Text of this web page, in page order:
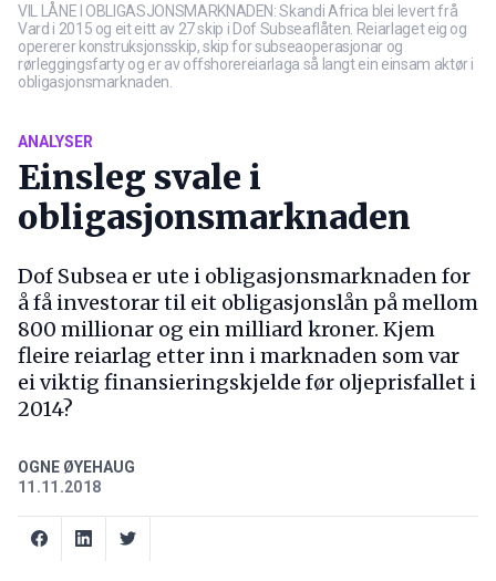
VIL LÅNE I OBLIGASJONSMARKNADEN: Skandi Africa blei levert frå
Vard i 2015 og eit eitt av 27 skip i Dof Subseaflåten. Reiarlaget eig og
opererer konstruksjonsskip, skip for subseaoperasjonar og
rørleggingsfarty og er av offshorereiarlaga så langt ein einsam aktør i
obligasjonsmarknaden.
ANALYSER
Einsleg svale i
obligasjonsmarknaden
Dof Subsea er ute i obligasjonsmarknaden for
å få investorar til eit obligasjonslån på mellom
800 millionar og ein milliard kroner. Kjem
fleire reiarlag etter inn i marknaden som var
ei viktig finansieringskjelde før oljeprisfallet i
2014?
OGNE ØYEHAUG
11.11.2018